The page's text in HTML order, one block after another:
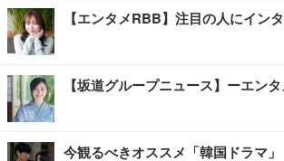
【エンタメRBB】注目の人にイン
【坂道グループニュース】ーエン
今観るべきオススメ「韓国ドラマ」